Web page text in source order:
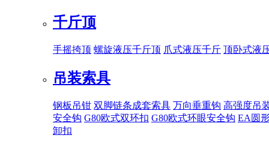
千斤顶
手摇挎顶 螺旋液压千斤顶 爪式液压千斤 顶卧式液
吊装索具
钢板吊钳 双脚链条成套索具 万向垂重钩 高强度吊
安全钩 G80欧式双环扣 G80欧式环眼安全钩 EA圆
卸扣